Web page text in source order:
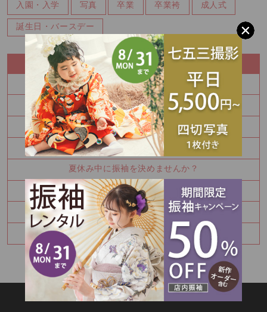
入園・入学 写真 卒業 卒業袴 成人式
誕生日・バースデー
RECENT ENTRY
100日祝い撮影もできます♪
振袖を決めるなら今！
秋の参拝をお考えなら前撮り！
かわいい金太郎さん
夏休み中に振袖を決めませんか？
お宮参り・百日祝いはご家族撮影もおすすめです
七五三8月キャンペーン✨
ハーフバースデー撮影のご予約承り中です